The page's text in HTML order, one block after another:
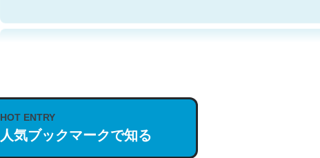
HOT ENTRY
人気ブックマークで知る